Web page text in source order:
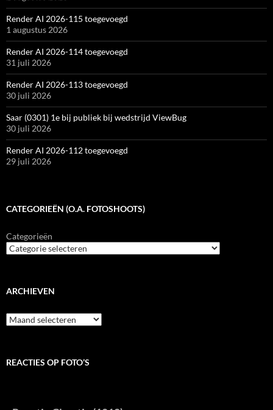
Render AI 2026-115 toegevoegd
1 augustus 2026
Render AI 2026-114 toegevoegd
31 juli 2026
Render AI 2026-113 toegevoegd
30 juli 2026
Saar (0301) 1e bij publiek bij wedstrijd ViewBug
30 juli 2026
Render AI 2026-112 toegevoegd
29 juli 2026
CATEGORIEËN (O.A. FOTOSHOOTS)
Categorieën
ARCHIEVEN
Archieven
REACTIES OP FOTO’S